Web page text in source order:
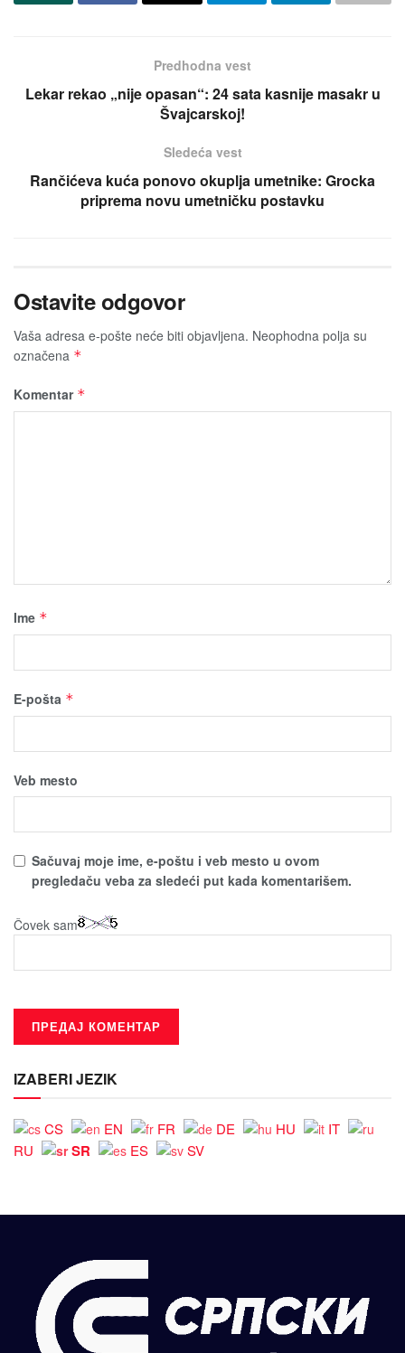
Predhodna vest
Lekar rekao „nije opasan“: 24 sata kasnije masakr u
Švajcarskoj!
Sledeća vest
Rančićeva kuća ponovo okuplja umetnike: Grocka
priprema novu umetničku postavku
Ostavite odgovor
Vaša adresa e-pošte neće biti obјavljena. Neophodna polja su
označena *
Komentar *
Ime *
E-pošta *
Veb mesto
Sačuvaј moјe ime, e-poštu i veb mesto u ovom
pregledaču veba za sledeći put kada komentarišem.
Čovek sam
IZABERI JEZIK
CS EN FR DE HU
IT
RU
SR ES SV